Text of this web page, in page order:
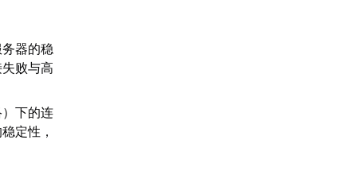
器的稳
败与高
下的连
定性，